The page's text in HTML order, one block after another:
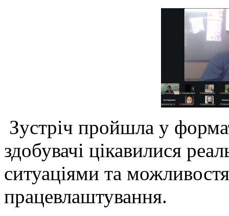
Зустріч пройшла у
здобувачі цікавилися
ситуаціями та
працевлаштування.